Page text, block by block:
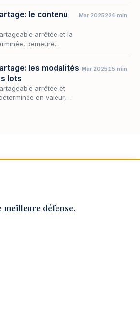
le contenu
arrêtée et la
demeure
Mar 2025224 min
les modalités
lots
arrêtée et
en valeur,
Mar 202515 min
meilleure défense.